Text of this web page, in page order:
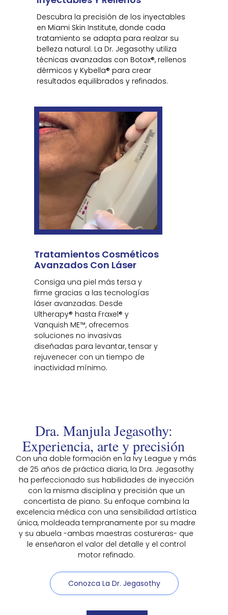
Descubra la precisión de los inyectables
en Miami Skin Institute, donde cada
tratamiento se adapta para realzar su
belleza natural. La Dr. Jegasothy utiliza
técnicas avanzadas con Botox®, rellenos
dérmicos y Kybella® para crear
resultados equilibrados y refinados.
Tratamientos Cosméticos
Avanzados Con Láser
Consiga una piel más tersa y
firme gracias a las tecnologías
láser avanzadas. Desde
Ultherapy® hasta Fraxel® y
Vanquish ME™, ofrecemos
soluciones no invasivas
diseñadas para levantar, tensar y
rejuvenecer con un tiempo de
inactividad mínimo.
Conozca La Dr. Jegasothy
Dra. Manjula Jegasothy:
Experiencia, arte y precisión
Con una doble formación en la Ivy League y más
de 25 años de práctica diaria, la Dra. Jegasothy
ha perfeccionado sus habilidades de inyección
con la misma disciplina y precisión que un
concertista de piano. Su enfoque combina la
excelencia médica con una sensibilidad artística
única, moldeada tempranamente por su madre
y su abuela -ambas maestras costureras- que
le enseñaron el valor del detalle y el control
motor refinado.